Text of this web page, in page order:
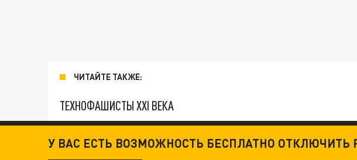
ЧИТАЙТЕ ТАКЖЕ:
ТЕХНОФАШИСТЫ XXI ВЕКА
ОПЛЕУХА МАСКУ. "ПОРА СНЯТЬ БЕЛЫЕ ПЕРЧАТКИ": КАК
У ВАС ЕСТЬ ВОЗМОЖНОСТЬ БЕСПЛАТНО ОТКЛЮЧИТЬ